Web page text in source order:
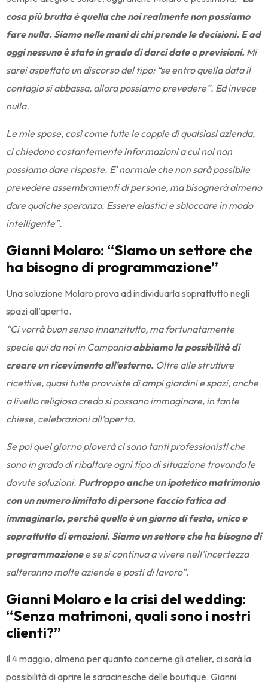
cosa più brutta è quella che noi realmente non possiamo
fare nulla. Siamo nelle mani di chi prende le decisioni. E ad
oggi nessuno è stato in grado di darci date o previsioni. Mi
sarei aspettato un discorso del tipo: “se entro quella data il
contagio si abbassa, allora possiamo prevedere”. Ed invece
nulla.
Le mie spose, così come tutte le coppie di qualsiasi azienda,
ci chiedono costantemente informazioni a cui noi non
possiamo dare risposte. E’ normale che non sarà possibile
prevedere assembramenti di persone, ma bisognerà almeno
dare qualche speranza. Essere elastici e sbloccare in modo
intelligente”.
Gianni Molaro: “Siamo un settore che
ha bisogno di programmazione”
Una soluzione Molaro prova ad individuarla soprattutto negli
spazi all’aperto.
“Ci vorrà buon senso innanzitutto, ma fortunatamente
specie qui da noi in Campaniaabbiamo la possibilità di
creare un ricevimento all’esterno. Oltre alle strutture
ricettive, quasi tutte provviste di ampi giardini e spazi, anche
a livello religioso credo si possano immaginare, in tante
chiese, celebrazioni all’aperto.
Se poi quel giorno pioverà ci sono tanti professionisti che
sono in grado di ribaltare ogni tipo di situazione trovando le
dovute soluzioni. Purtroppo anche un ipotetico matrimonio
con un numero limitato di persone faccio fatica ad
immaginarlo, perché quello è un giorno di festa, unico e
soprattutto di emozioni. Siamo un settore che ha bisogno di
programmazionee se si continua a vivere nell’incertezza
salteranno molte aziende e posti di lavoro”.
Gianni Molaro e la crisi del wedding:
“Senza matrimoni, quali sono i nostri
clienti?”
Il 4 maggio, almeno per quanto concerne gli atelier, ci sarà la
possibilità di aprire le saracinesche delle boutique. Gianni